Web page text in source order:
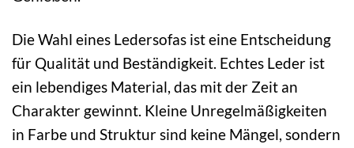
Die Wahl eines Ledersofas ist eine Entscheidung
für Qualität und Beständigkeit. Echtes Leder ist
ein lebendiges Material, das mit der Zeit an
Charakter gewinnt. Kleine Unregelmäßigkeiten
in Farbe und Struktur sind keine Mängel, sondern